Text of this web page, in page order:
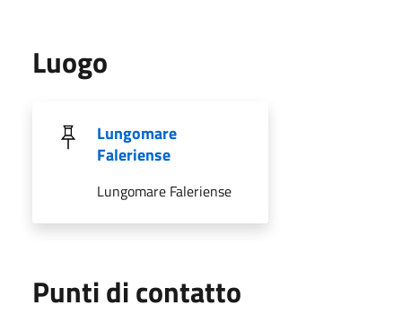
Luogo
Lungomare
Faleriense
Lungomare Faleriense
Punti di contatto